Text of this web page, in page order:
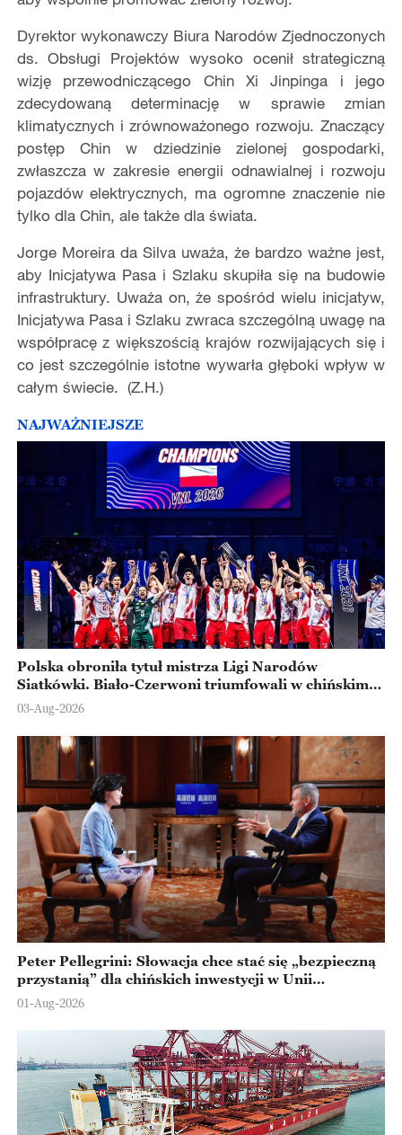
Dyrektor wykonawczy Biura Narodów Zjednoczonych
ds. Obsługi Projektów wysoko ocenił strategiczną
wizję przewodniczącego Chin Xi Jinpinga i jego
zdecydowaną determinację w sprawie zmian
klimatycznych i zrównoważonego rozwoju. Znaczący
postęp Chin w dziedzinie zielonej gospodarki,
zwłaszcza w zakresie energii odnawialnej i rozwoju
pojazdów elektrycznych, ma ogromne znaczenie nie
tylko dla Chin, ale także dla świata.
Jorge Moreira da Silva uważa, że bardzo ważne jest,
aby Inicjatywa Pasa i Szlaku skupiła się na budowie
infrastruktury. Uważa on, że spośród wielu inicjatyw,
Inicjatywa Pasa i Szlaku zwraca szczególną uwagę na
współpracę z większością krajów rozwijających się i
co jest szczególnie istotne wywarła głęboki wpływ w
całym świecie. (Z.H.)
NAJWAŻNIEJSZE
Polska obroniła tytuł mistrza Ligi Narodów
Siatkówki. Biało-Czerwoni triumfowali w chińskim
Ningbo
03-Aug-2026
Peter Pellegrini: Słowacja chce stać się „bezpieczną
przystanią” dla chińskich inwestycji w Unii
Europejskiej
01-Aug-2026